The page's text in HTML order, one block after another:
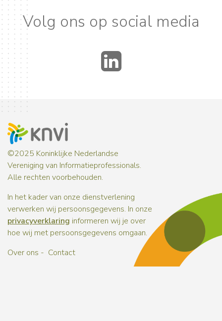
Volg ons op social media
©2025 Koninklijke Nederlandse
Vereniging van Informatieprofessionals.
Alle rechten voorbehouden.
In het kader van onze dienstverlening
verwerken wij persoonsgegevens. In onze
privacyverklaring informeren wij je over
hoe wij met persoonsgegevens omgaan.
Over ons
Contact